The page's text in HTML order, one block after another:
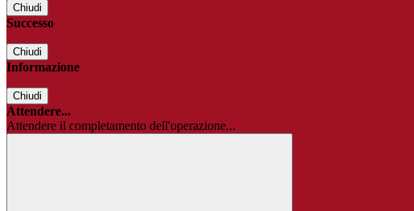
Chiudi
Successo
Chiudi
Informazione
Chiudi
Attendere...
Attendere il completamento dell'operazione...